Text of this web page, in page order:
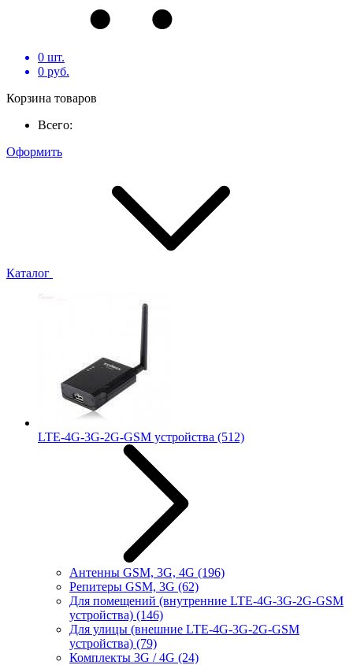
0 шт.
0 руб.
Корзина товаров
Всего:
Оформить
Каталог
LTE-4G-3G-2G-GSM устройства (512)
Антенны GSM, 3G, 4G (196)
Репитеры GSM, 3G (62)
Для помещений (внутренние LTE-4G-3G-2G-GSM
устройства) (146)
Для улицы (внешние LTE-4G-3G-2G-GSM
устройства) (79)
Комплекты 3G / 4G (24)